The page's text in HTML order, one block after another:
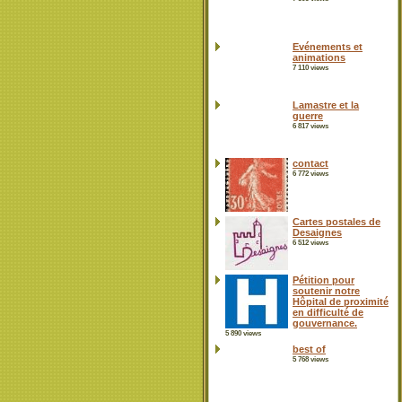
Evénements et
animations
7 110 views
Lamastre et la
guerre
6 817 views
contact
6 772 views
Cartes postales de
Desaignes
6 512 views
Pétition pour
soutenir notre
Hôpital de proximité
en difficulté de
gouvernance.
5 890 views
best of
5 768 views